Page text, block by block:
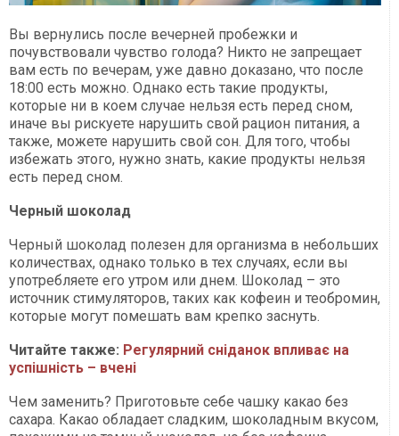
Вы вернулись после вечерней пробежки и
почувствовали чувство голода? Никто не запрещает
вам есть по вечерам, уже давно доказано, что после
18:00 есть можно. Однако есть такие продукты,
которые ни в коем случае нельзя есть перед сном,
иначе вы рискуете нарушить свой рацион питания, а
также, можете нарушить свой сон. Для того, чтобы
избежать этого, нужно знать, какие продукты нельзя
есть перед сном.
Черный шоколад
Черный шоколад полезен для организма в небольших
количествах, однако только в тех случаях, если вы
употребляете его утром или днем. Шоколад – это
источник стимуляторов, таких как кофеин и теобромин,
которые могут помешать вам крепко заснуть.
Читайте также: Регулярний сніданок впливає на
успішність – вчені
Чем заменить? Приготовьте себе чашку какао без
сахара. Какао обладает сладким, шоколадным вкусом,